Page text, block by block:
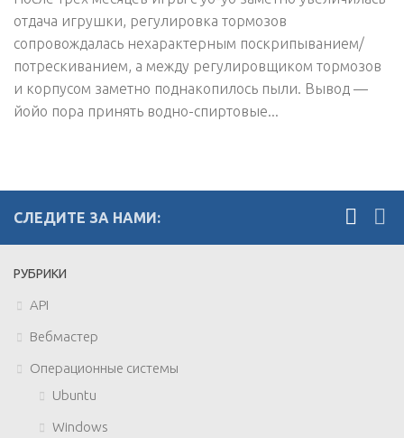
отдача игрушки, регулировка тормозов
сопровождалась нехарактерным поскрипыванием/
потрескиванием, а между регулировщиком тормозов
и корпусом заметно поднакопилось пыли. Вывод —
йойо пора принять водно-спиртовые...
СЛЕДИТЕ ЗА НАМИ:
РУБРИКИ
API
Вебмастер
Операционные системы
Ubuntu
Windows